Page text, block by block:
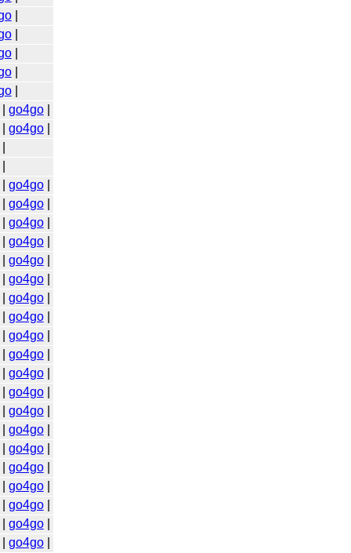
|
|
|
|
|
go4go|
go4go|
go4go|
go4go|
go4go|
go4go|
go4go|
go4go|
go4go|
go4go|
go4go|
go4go|
go4go|
go4go|
go4go|
go4go|
go4go|
go4go|
go4go|
go4go|
go4go|
go4go|